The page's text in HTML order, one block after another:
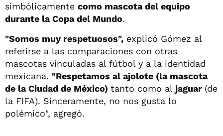
simbólicamente como mascota del equipo
durante la Copa del Mundo.
"Somos muy respetuosos", explicó Gómez al
referirse a las comparaciones con otras
mascotas vinculadas al fútbol y a la identidad
mexicana. "Respetamos al ajolote (la mascota
de la Ciudad de México) tanto como al jaguar (de
la FIFA). Sinceramente, no nos gusta lo
polémico", agregó.